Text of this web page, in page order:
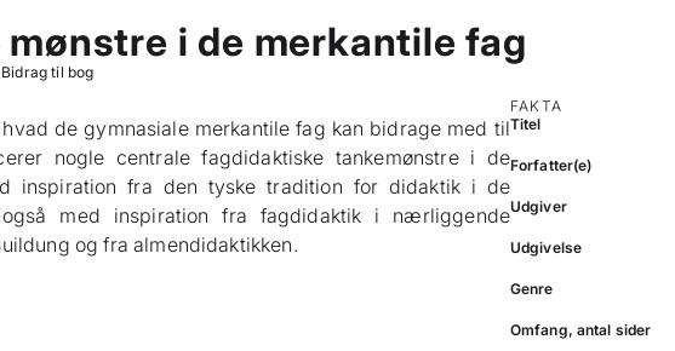
i de merkantile fag
Bidrag til bog
de gymnasiale merkantile fag kan bidrage med til
nogle centrale fagdidaktiske tankemønstre i de
inspiration fra den tyske tradition for didaktik i de
også med inspiration fra fagdidaktik i nærliggende
og fra almendidaktikken.
FAKTA
Titel
Forfatter(e)
Udgiver
Udgivelse
Genre
Omfang, antal sider